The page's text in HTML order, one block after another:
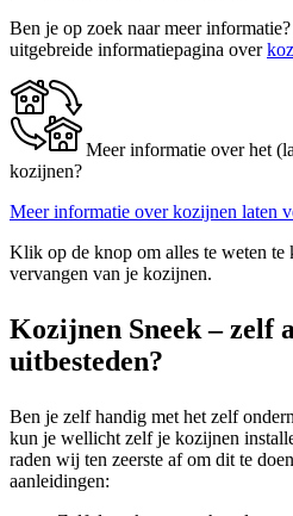
Ben je op zoek naar meer
uitgebreide informatiepagina over
Meer informatie over het
kozijnen?
Meer informatie over kozijnen laten
Klik op de knop om alles te weten te
vervangen van je kozijnen.
Kozijnen Sneek – zelf
uitbesteden?
Ben je zelf handig met het zelf
kun je wellicht zelf je kozijnen
raden wij ten zeerste af om dit te
aanleidingen: